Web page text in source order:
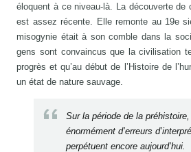
éloquent à ce niveau-là. La découverte de
est assez récente. Elle remonte au 19e
misogynie était à son comble dans la
gens sont convaincus que la civilisation
progrès et qu’au début de l’Histoire de
un état de nature sauvage.
Sur la période de la
énormément d’erreurs
perpétuent encore aujourd’hui.